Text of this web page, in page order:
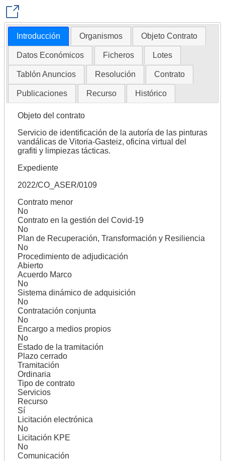
Introducción Organismos Objeto Contrato
Datos Económicos Ficheros Lotes
Tablón Anuncios Resolución Contrato
Publicaciones Recurso Histórico
Objeto del contrato
Servicio de identificación de la autoría de las pinturas
vandálicas de Vitoria-Gasteiz, oficina virtual del
grafiti y limpiezas tácticas.
Expediente
2022/CO_ASER/0109
Contrato menor
No
Contrato en la gestión del Covid-19
No
Plan de Recuperación, Transformación y Resiliencia
No
Procedimiento de adjudicación
Abierto
Acuerdo Marco
No
Sistema dinámico de adquisición
No
Contratación conjunta
No
Encargo a medios propios
No
Estado de la tramitación
Plazo cerrado
Tramitación
Ordinaria
Tipo de contrato
Servicios
Recurso
Sí
Licitación electrónica
No
Licitación KPE
No
Comunicación